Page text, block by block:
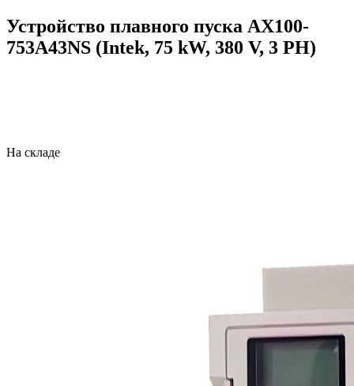
Устройство плавного пуска AX100-
753A43NS (Intek, 75 kW, 380 V, 3 PH)
На складе